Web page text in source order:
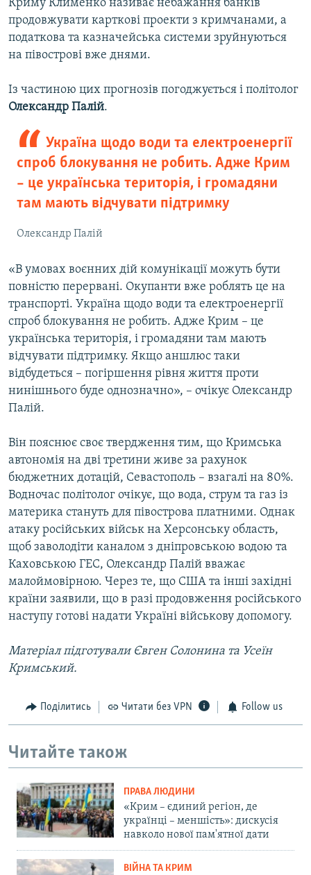
Криму Клименко називає небажання банків
продовжувати карткові проекти з кримчанами, а
податкова та казначейська системи зруйнуються
на півострові вже днями.
Із частиною цих прогнозів погоджується і політолог
Олександр Палій.
Україна щодо води та електроенергії
спроб блокування не робить. Адже Крим
– це українська територія, і громадяни
там мають відчувати підтримку
Олександр Палій
«В умовах воєнних дій комунікації можуть бути
повністю перервані. Окупанти вже роблять це на
транспорті. Україна щодо води та електроенергії
спроб блокування не робить. Адже Крим – це
українська територія, і громадяни там мають
відчувати підтримку. Якщо аншлюс таки
відбудеться – погіршення рівня життя проти
нинішнього буде однозначно», – очікує Олександр
Палій.
Він пояснює своє твердження тим, що Кримська
автономія на дві третини живе за рахунок
бюджетних дотацій, Севастополь – взагалі на 80%.
Водночас політолог очікує, що вода, струм та газ із
материка стануть для півострова платними. Однак
атаку російських військ на Херсонську область,
щоб заволодіти каналом з дніпровською водою та
Каховською ГЕС, Олександр Палій вважає
малоймовірною. Через те, що США та інші західні
країни заявили, що в разі продовження російського
наступу готові надати Україні військову допомогу.
Матеріал підготували Євген Солонина та Усеїн
Кримський.
Поділитись Читати без VPN Follow us
Читайте також
ПРАВА ЛЮДИНИ
«Крим – єдиний регіон, де
українці – меншість»: дискусія
навколо нової пам'ятної дати
ВІЙНА ТА КРИМ